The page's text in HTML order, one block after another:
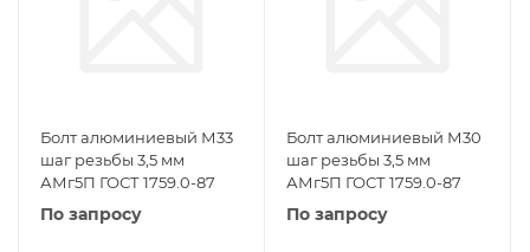
Болт алюминиевый М33
шаг резьбы 3,5 мм
АМг5П ГОСТ 1759.0-87
По запросу
Болт алюминиевый М30
шаг резьбы 3,5 мм
АМг5П ГОСТ 1759.0-87
По запросу